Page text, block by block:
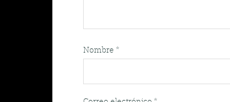
Nombre *